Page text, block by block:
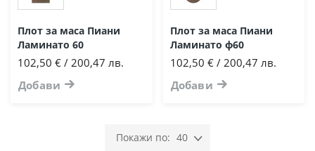
Плот за маса Пиани
Ламинато 60
102,50 € / 200,47 лв.
Добави
Плот за маса Пиани
Ламинато ф60
102,50 € / 200,47 лв.
Добави
40